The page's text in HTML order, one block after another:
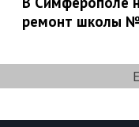
ремонт школы